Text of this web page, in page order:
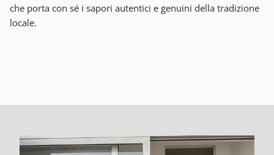
che porta con sé i sapori autentici e genuini della tradizione
locale.